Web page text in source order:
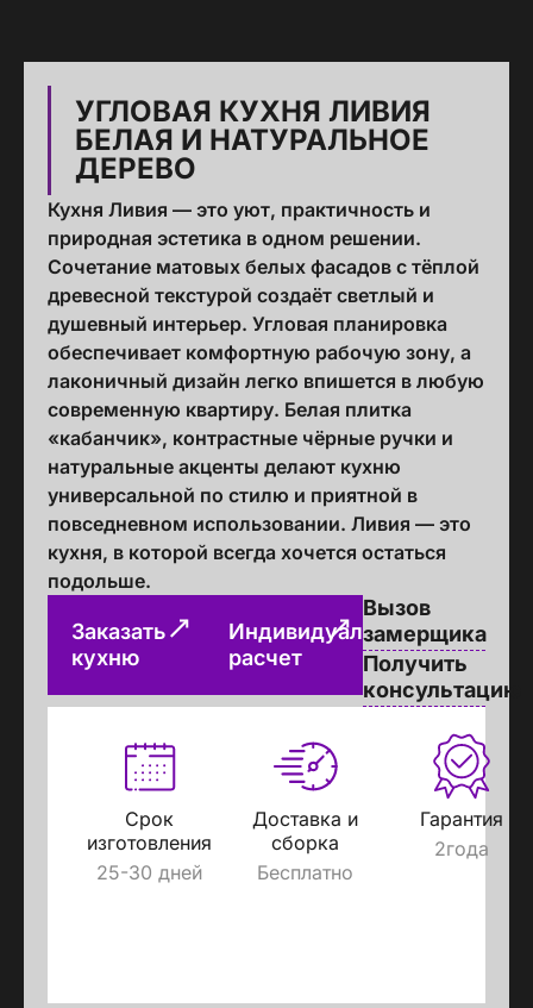
УГЛОВАЯ КУХНЯ ЛИВИЯ
БЕЛАЯ И НАТУРАЛЬНОЕ
ДЕРЕВО
Кухня Ливия — это уют, практичность и
природная эстетика в одном решении.
Сочетание матовых белых фасадов с тёплой
древесной текстурой создаёт светлый и
душевный интерьер. Угловая планировка
обеспечивает комфортную рабочую зону, а
лаконичный дизайн легко впишется в любую
современную квартиру. Белая плитка
«кабанчик», контрастные чёрные ручки и
натуральные акценты делают кухню
универсальной по стилю и приятной в
повседневном использовании. Ливия — это
кухня, в которой всегда хочется остаться
подольше.
Заказать
кухню
Индивидуальный
расчет
Вызов
замерщика
Получить
консультацию
Срок
изготовления
25-30 дней
Доставка и
сборка
Бесплатно
Гарантия
2года